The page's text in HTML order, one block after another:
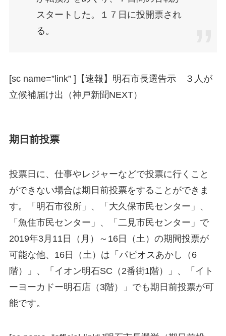
スタートした。１７日に投開票され
る。
[sc name=”link” ] 【速報】明石市長選告示 ３人が
立候補届け出（神戸新聞NEXT）
期日前投票
投票日に、仕事やレジャーなどで投票に行くこと
ができない場合は期日前投票をすることができま
す。「明石市役所」、「大久保市民センター」、
「魚住市民センター」、「二見市民センター」で
2019年3月11日（月）～16日（土）の期間投票が
可能な他、16日（土）は「パピオスあかし（6
階）」、「イオン明石SC（2番街1階）」、「イト
ーヨーカドー明石店（3階）」でも期日前投票が可
能です。